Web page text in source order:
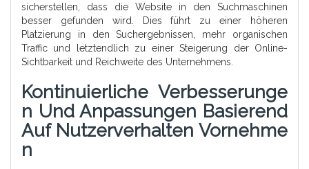
sicherstellen, dass die Website in den Suchmaschinen
besser gefunden wird. Dies führt zu einer höheren
Platzierung in den Suchergebnissen, mehr organischen
Traffic und letztendlich zu einer Steigerung der Online-
Sichtbarkeit und Reichweite des Unternehmens.
Kontinuierliche Verbesserunge
N Und Anpassungen Basierend
Auf Nutzerverhalten Vornehme
N